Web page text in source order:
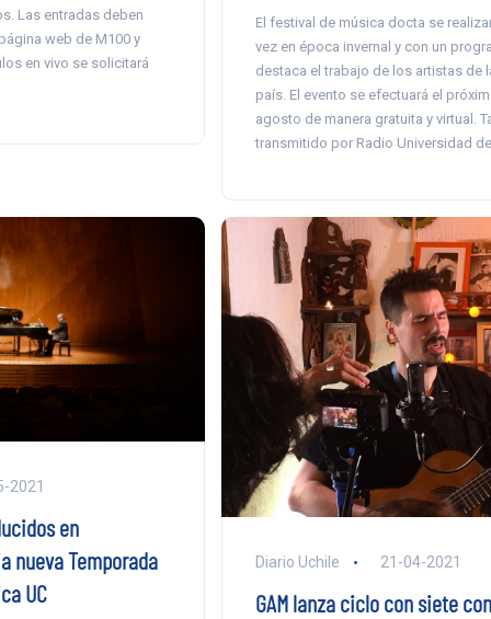
Las entradas deben
web de M100 y
en vivo se solicitará
El festival de música docta se
vez en época invernal y con un
destaca el trabajo de los artistas de
país. El evento se efectuará el
agosto de manera gratuita y virtual.
transmitido por Radio Universidad
2021
en
nueva Temporada
UC
Diario Uchile 21-04-2021
GAM lanza ciclo con siete